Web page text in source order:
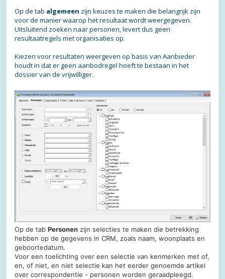
Op de tab algemeen zijn keuzes te maken die belangrijk zijn
voor de manier waarop het resultaat wordt weergegeven.
Uitsluitend zoeken naar personen, levert dus geen
resultaatregels met organisaties op.
Kiezen voor resultaten weergeven op basis van Aanbieder
houdt in dat er geen aanbodregel hoeft te bestaan in het
dossier van de vrijwilliger.
Op de tab Personen zijn selecties te maken die betrekking
hebben op de gegevens in CRM, zoals naam, woonplaats en
geboortedatum.
Voor een toelichting over een selectie van kenmerken met of,
en, of niet, en niet selectie kan het eerder genoemde artikel
over correspondentie - personen worden geraadpleegd.